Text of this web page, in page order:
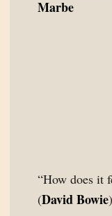
Marbe
“How does it
(David Bowie)